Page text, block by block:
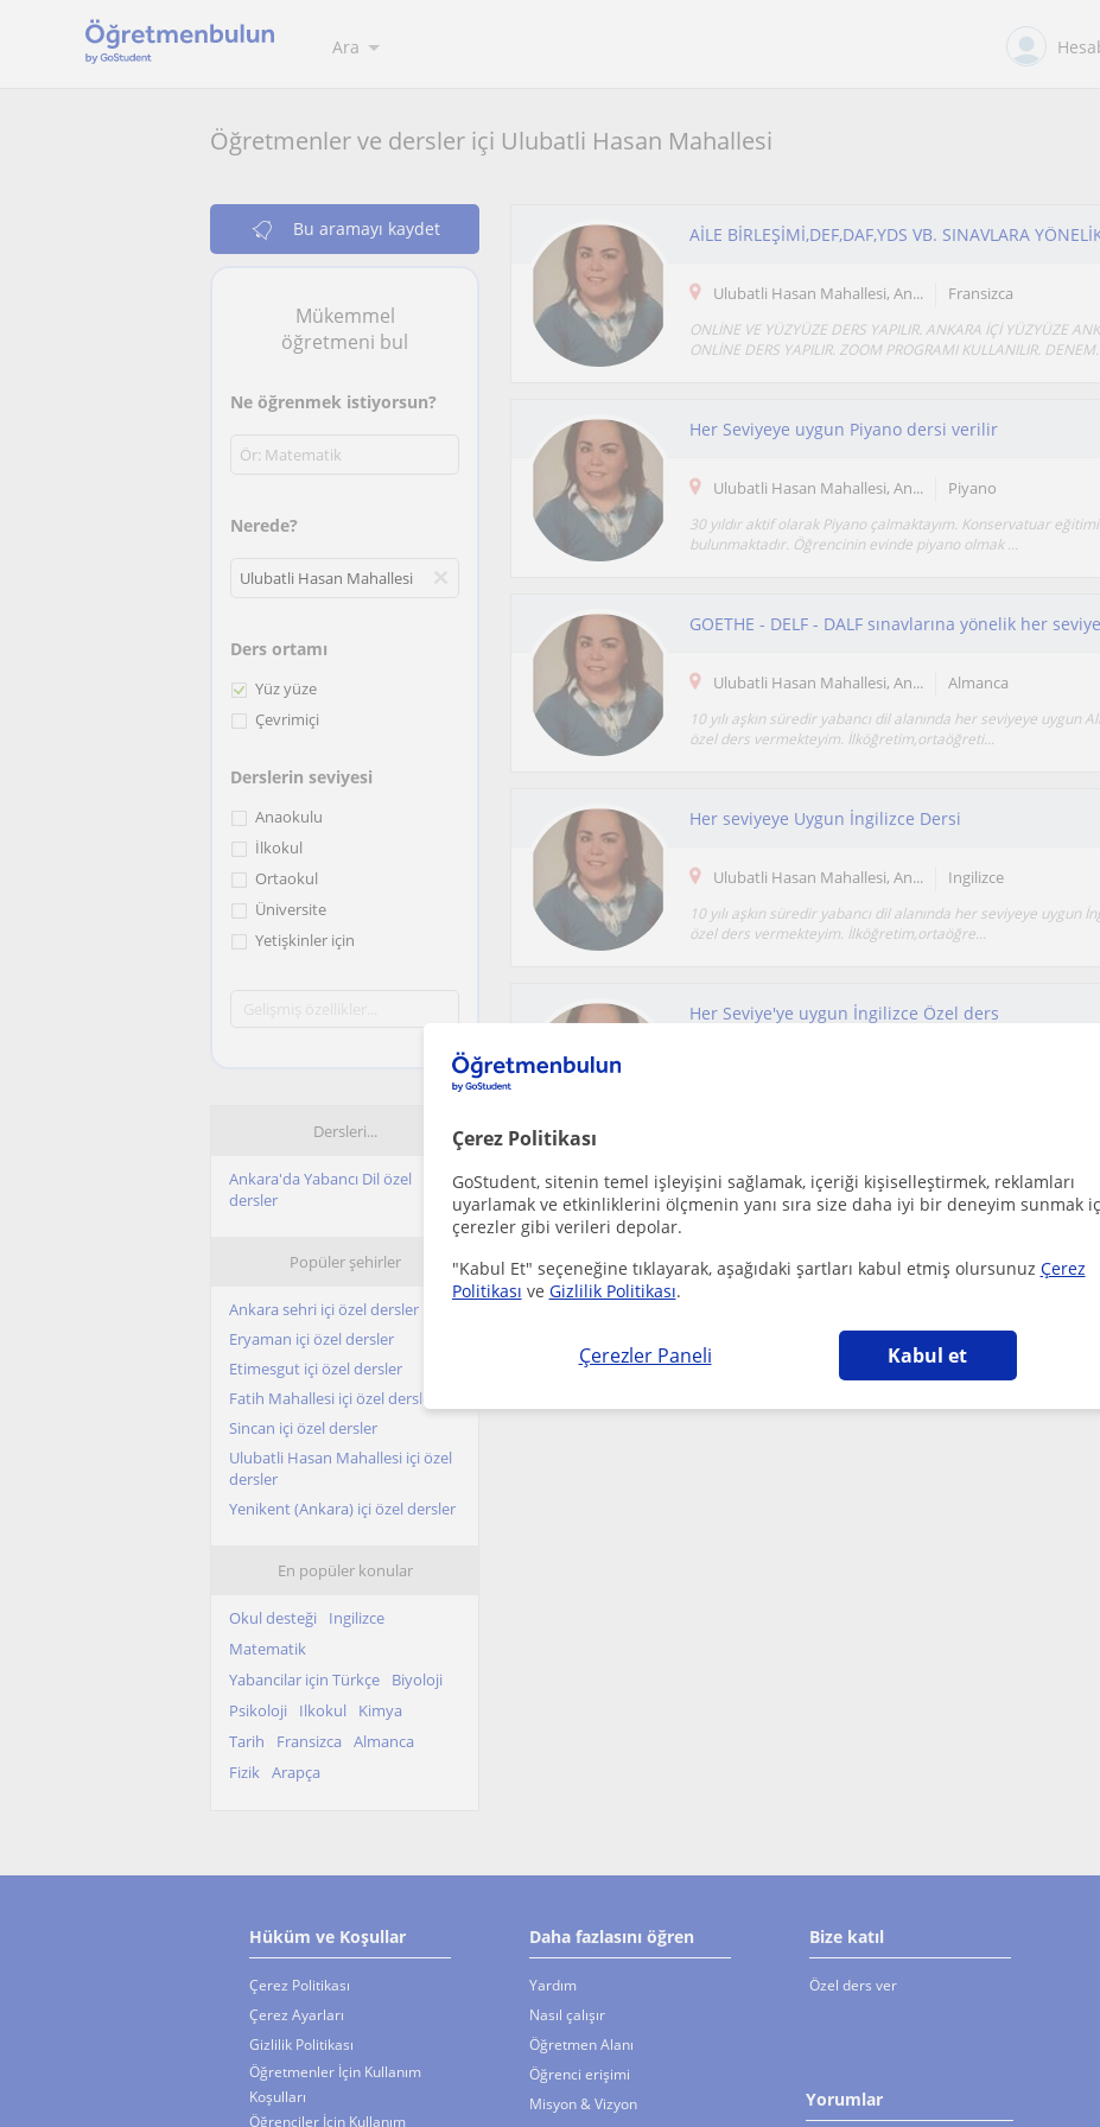
Çerez Politikası
GoStudent, sitenin temel işleyişini sağlamak, içeriği kişiselleştirmek, reklamları
uyarlamak ve etkinliklerini ölçmenin yanı sıra size daha iyi bir deneyim sunmak
çerezler gibi verileri depolar.
"Kabul Et" seçeneğine tıklayarak, aşağıdaki şartları kabul etmiş olursunuz Çerez
Politikası ve Gizlilik Politikası.
Çerezler Paneli Kabul et
Ara
Öğretmenler ve dersler içi Ulubatli Hasan Mahallesi
Bu aramayı kaydet
Mükemmel
öğretmeni bul
Ne öğrenmek istiyorsun?
Nerede?
Ders ortamı
Yüz yüze
Çevrimiçi
Derslerin seviyesi
Anaokulu
İlkokul
Ortaokul
Üniversite
Yetişkinler için
Dersleri...
Ankara'da Yabancı Dil özel
dersler
Popüler şehirler
Ankara sehri içi özel dersler
Eryaman içi özel dersler
Etimesgut içi özel dersler
Fatih Mahallesi içi özel dersler
Sincan içi özel dersler
Ulubatli Hasan Mahallesi içi özel
dersler
Yenikent (Ankara) içi özel dersler
En popüler konular
Okul desteği
Ingilizce
Matematik
Yabancilar için Türkçe
Biyoloji
Psikoloji
Ilkokul
Kimya
Tarih
Fransizca
Almanca
Fizik Arapça
Ulubatli Hasan Mahallesi, An... Fransizca
ONLİNE VE YÜZYÜZE DERS YAPILIR. ANKARA İÇİ YÜZYÜZE
ONLİNE DERS YAPILIR. ZOOM PROGRAMI KULLANILIR.
Her Seviyeye uygun Piyano dersi verilir
Ulubatli Hasan Mahallesi, An... Piyano
30 yıldır aktif olarak Piyano çalmaktayım. Konservatuar
bulunmaktadır. Öğrencinin evinde piyano olmak ...
Ulubatli Hasan Mahallesi, An... Almanca
10 yılı aşkın süredir yabancı dil alanında her seviyeye uygun
özel ders vermekteyim. İlköğretim,ortaöğreti...
Her seviyeye Uygun İngilizce Dersi
Ulubatli Hasan Mahallesi, An... Ingilizce
10 yılı aşkın süredir yabancı dil alanında her seviyeye uygun
özel ders vermekteyim. İlköğretim,ortaöğre...
Her Seviye'ye uygun İngilizce Özel ders
Öğretmenlerin seninle iletişime geçmesine izin
Bu aramayı kaydet ve yeni öğretmenlerimiz
Hüküm ve Koşullar
Çerez Politikası
Çerez Ayarları
Gizlilik Politikası
Öğretmenler İçin Kullanım
Koşulları
Öğrenciler İçin Kullanım
Daha fazlasını öğren
Yardım
Nasıl çalışır
Öğretmen Alanı
Öğrenci erişimi
Misyon & Vizyon
Bize katıl
Özel ders ver
Yorumlar